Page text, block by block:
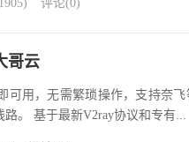
评论(0)
哥云
可用，无需繁琐操作，支持奈
。 基于最新V2ray协议和专有...